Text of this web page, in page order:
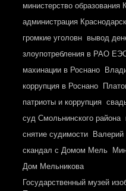
министерство образования
администрация
громкие уголовн
вывод
злоупотребления в РАО
махинации в Роснано
коррупция в Роснано
патриоты и коррупция
суд Смольнинского района
снятие судимости
Валерий
скандал с Домом Мель
Дом Мельникова
Государственный музей